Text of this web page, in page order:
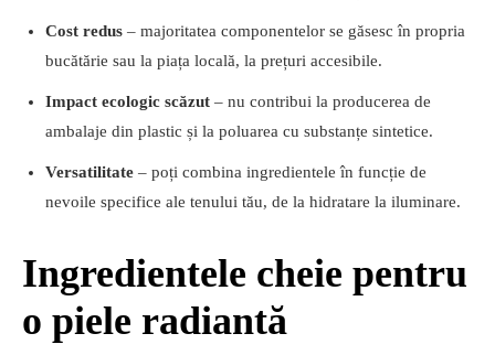
Cost redus – majoritatea componentelor se găsesc în propria
bucătărie sau la piața locală, la prețuri accesibile.
Impact ecologic scăzut – nu contribui la producerea de
ambalaje din plastic și la poluarea cu substanțe sintetice.
Versatilitate – poți combina ingredientele în funcție de
nevoile specifice ale tenului tău, de la hidratare la iluminare.
Ingredientele cheie pentru
o piele radiantă